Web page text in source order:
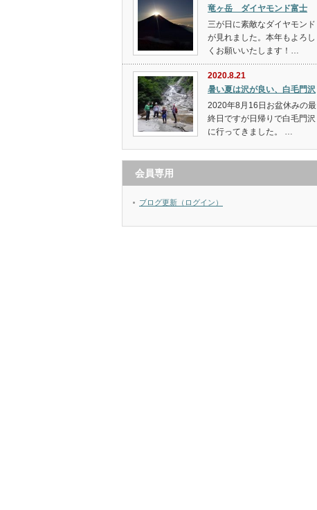
竜ヶ岳 ダイヤモンド富士
三が日に素敵なダイヤモンド
が見れました。本年もよろし
くお願いいたします！…
2020.8.21
暑い夏は沢が良い、白毛門沢
2020年8月16日お盆休みの最
終日ですが日帰りで白毛門沢
に行ってきました。 …
会員専用
ブログ更新（ログイン）